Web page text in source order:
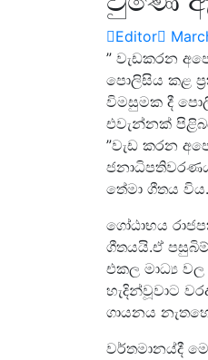
Editor
” වැඩකරන
පොලිසිය කළ
විමසුමක දී
එවැන්නක්
”‍වැඩ කරන
තේමා ගීතය විය.
ගෝඨාභය
ගීතයයි.ඒ
එකල මාධ්‍ය
හැදින්වූවාට
ගායනය
වර්තමානය්දී